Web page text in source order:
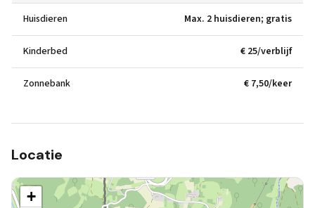
Huisdieren Max. 2 huisdieren; gratis
Kinderbed € 25/verblijf
Zonnebank € 7,50/keer
Locatie
+